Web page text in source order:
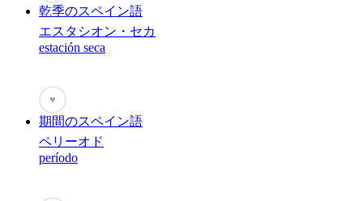
乾季のスペイン語
エスタシオン・セカ
estación seca
♥
期間のスペイン語
ペリーオド
período